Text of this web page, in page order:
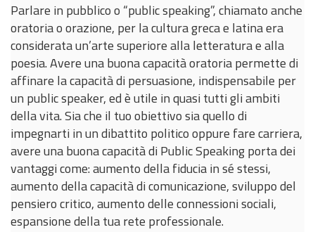
Parlare in pubblico o “public speaking”, chiamato anche
oratoria o orazione, per la cultura greca e latina era
considerata un’arte superiore alla letteratura e alla
poesia. Avere una buona capacità oratoria permette di
affinare la capacità di persuasione, indispensabile per
un public speaker, ed è utile in quasi tutti gli ambiti
della vita. Sia che il tuo obiettivo sia quello di
impegnarti in un dibattito politico oppure fare carriera,
avere una buona capacità di Public Speaking porta dei
vantaggi come: aumento della fiducia in sé stessi,
aumento della capacità di comunicazione, sviluppo del
pensiero critico, aumento delle connessioni sociali,
espansione della tua rete professionale.